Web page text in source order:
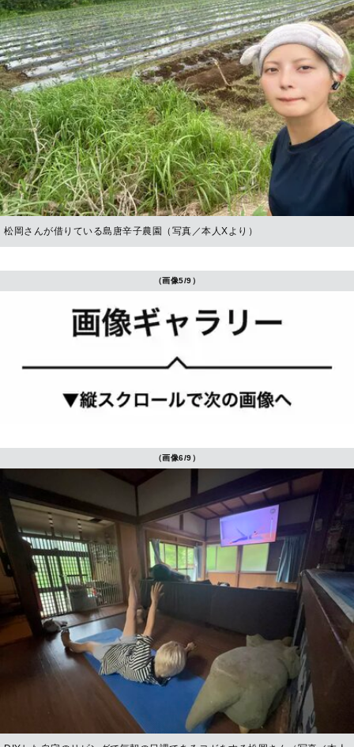
松岡さんが借りている島唐辛子農園（写真／本人Xより）
（画像5/9）
（画像6/9）